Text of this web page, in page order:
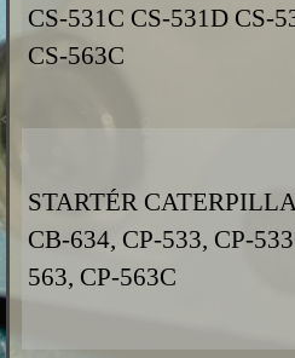
CS-531C CS-531D CS-
CS-563C
STARTÉR
CB-634, CP-533, CP-
563, CP-563C